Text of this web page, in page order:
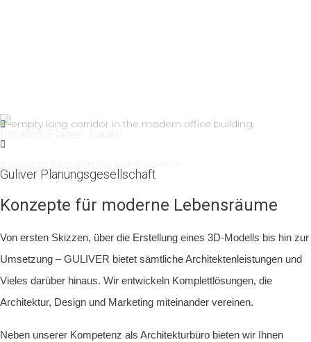
Guliver Planungsgesellschaft
Konzepte für moderne Lebensräume
Von ersten Skizzen, über die Erstellung eines 3D-Modells bis hin zur
Umsetzung – GULIVER bietet sämtliche Architektenleistungen und
Vieles darüber hinaus. Wir entwickeln Komplettlösungen, die
Architektur, Design und Marketing miteinander vereinen.
Neben unserer Kompetenz als Architekturbüro bieten wir Ihnen